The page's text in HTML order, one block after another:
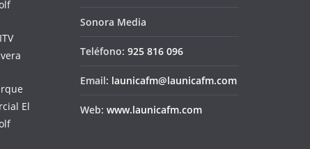
Sonora Media
Teléfono: 925 816 096
Email: launicafm@launicafm.com
Web: www.launicafm.com